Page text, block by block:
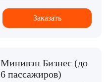
Заказать
Минивэн Бизнес (до
6 пассажиров)